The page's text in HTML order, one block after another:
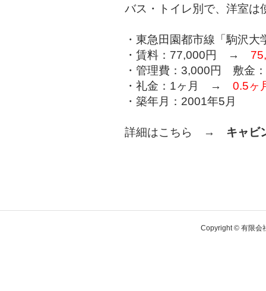
バス・トイレ別で、洋室は
・東急田園都市線「駒沢
・賃料：77,000円 →
・管理費：3,000円 敷金
・礼金：1ヶ月 → 0.5ヶ
・築年月：2001年5月
詳細はこちら → キャビ
Copyright © 有限会